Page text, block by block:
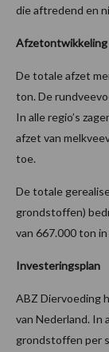
die aftredend en
Afzetontwikkeling
De totale afzet
ton. De
In alle regio’s
afzet van
toe.
De totale
grondstoffen)
van 667.000 ton in
Investeringsplan
ABZ Diervoeding
van Nederland. In
grondstoffen per